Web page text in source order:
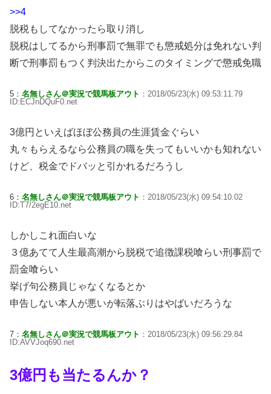
>>4
脱税もしてなかったら取り消し
脱税はしてるから刑事罰で無罪でも懲戒処分は免れない判
断で刑事罰もつく判決出たからこのタイミングで懲戒免職
5： 名無しさん＠実況で競馬板アウト ：2018/05/23(水) 09:53:11.79
ID:ECJnDQuF0.net
3億円といえばほぼ公務員の生涯賃金ぐらい
丸々もらえるなら公務員の職を失ってもいいかも知れない
けど、税金でドバッと引かれるだろうし
6： 名無しさん＠実況で競馬板アウト ：2018/05/23(水) 09:54:10.02
ID:T7/2egE10.net
しかしこれ面白いな
３億あてて人生最高潮から脱税で追徴課税喰らい刑事罰で
罰金喰らい
挙げ句公務員じゃなくなるとか
申告しない本人が悪いが転落ぶりはやばいだろうな
7： 名無しさん＠実況で競馬板アウト ：2018/05/23(水) 09:56:29.84
ID:AVVJoq690.net
3億円も当たるんか？